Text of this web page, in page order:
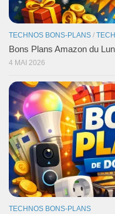
TECHNOS BONS-PLANS /
Bons Plans Amazon du
4 MAI 2026
TECHNOS BONS-PLANS